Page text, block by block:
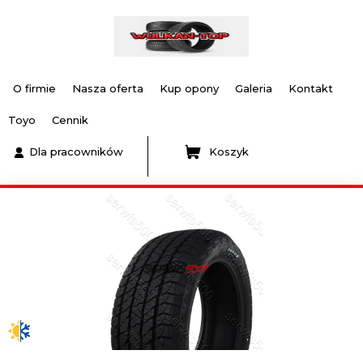
O firmie Nasza oferta Kup opony Galeria Kontakt
Toyo Cennik
Dla pracowników Koszyk